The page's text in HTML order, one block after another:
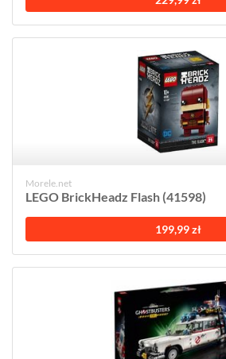
Morele.net
LEGO BrickHeadz Flash (41598)
199,99 zł